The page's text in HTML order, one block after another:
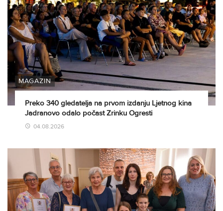
MAGAZIN
Preko 340 gledatelja na prvom izdanju Ljetnog kina
Jadranovo odalo počast Zrinku Ogresti
04.08.2026